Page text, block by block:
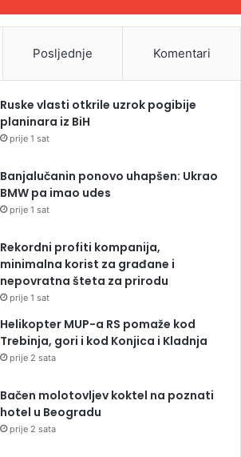
Posljednje Komentari
Ruske vlasti otkrile uzrok pogibije
planinara iz BiH
prije 1 sat
Banjalučanin ponovo uhapšen: Ukrao
BMW pa imao udes
prije 1 sat
Rekordni profiti kompanija,
minimalna korist za građane i
nepovratna šteta za prirodu
prije 1 sat
Helikopter MUP-a RS pomaže kod
Trebinja, gori i kod Konjica i Kladnja
prije 2 sata
Bačen molotovljev koktel na poznati
hotel u Beogradu
prije 2 sata